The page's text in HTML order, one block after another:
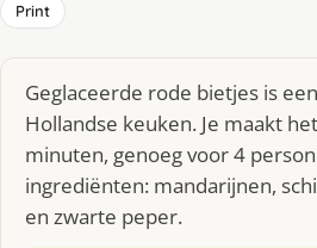
Print
Geglaceerde rode bietjes is
Hollandse keuken. Je maakt
minuten, genoeg voor 4
ingrediënten: mandarijnen,
en zwarte peper.